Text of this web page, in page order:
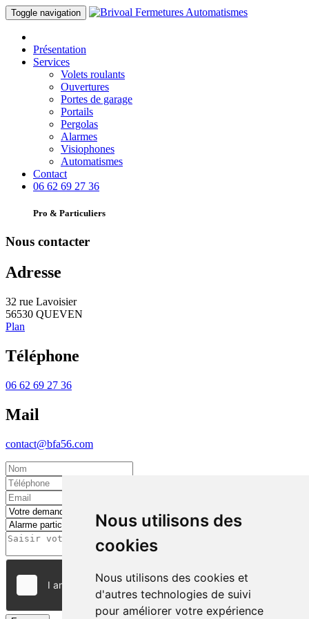
Nous utilisons des
cookies
Nous utilisons des cookies et
d'autres technologies de suivi
pour améliorer votre expérience
Toggle navigation
Présentation
Services
Volets roulants
Ouvertures
Portes de garage
Portails
Pergolas
Alarmes
Visiophones
Automatismes
Contact
06 62 69 27 36
Pro & Particuliers
Nous contacter
Adresse
32 rue Lavoisier
56530 QUEVEN
Plan
Téléphone
06 62 69 27 36
Mail
contact@bfa56.com